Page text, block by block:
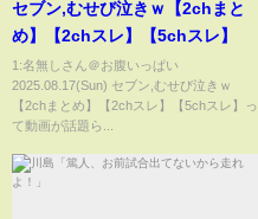
セブン,むせび泣きｗ【2chまと
め】【2chスレ】【5chスレ】
1:名無しさん＠お腹いっぱい
2025.08.17(Sun) セブン,むせび泣きｗ
【2chまとめ】【2chスレ】【5chスレ】っ
て動画が話題ら...